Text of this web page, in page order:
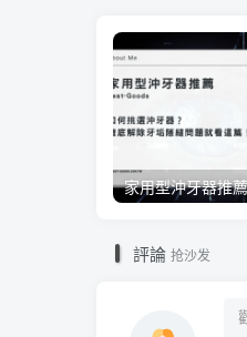
評論 抢沙发